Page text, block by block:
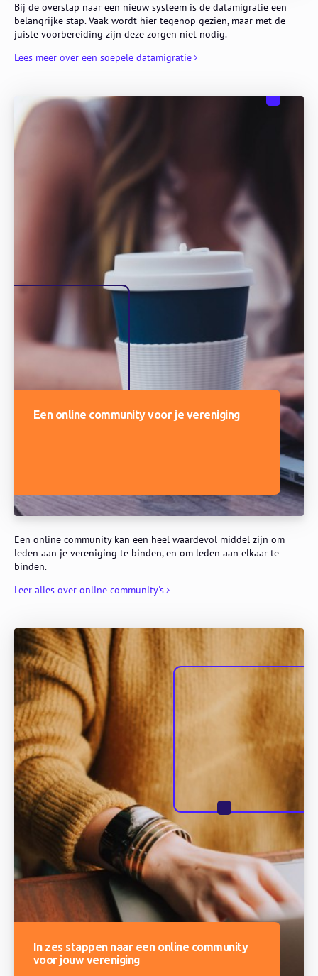
Bij de overstap naar een nieuw systeem is de datamigratie een
belangrijke stap. Vaak wordt hier tegenop gezien, maar met de
juiste voorbereiding zijn deze zorgen niet nodig.
Lees meer over een soepele datamigratie
Een online community voor je vereniging
Een online community kan een heel waardevol middel zijn om
leden aan je vereniging te binden, en om leden aan elkaar te
binden.
Leer alles over online community's
In zes stappen naar een online community
voor jouw vereniging